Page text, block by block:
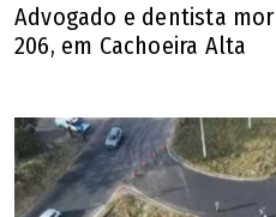
Advogado e dentista
206, em Cachoeira Alta